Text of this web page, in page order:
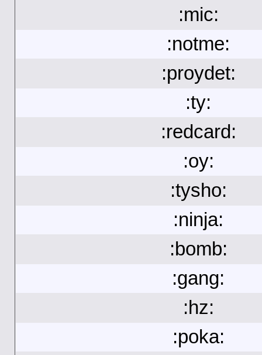
:mic:
:notme:
:proydet:
:ty:
:redcard:
:oy:
:tysho:
:ninja:
:bomb:
:gang:
:hz:
:poka: